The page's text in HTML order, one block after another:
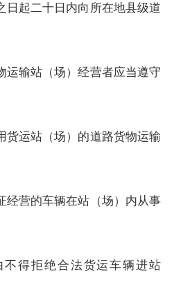
日起二十日内向所在地县级道
运输站（场）经营者应当遵守
货运站（场）的道路货物运输
经营的车辆在站（场）内从事
不得拒绝合法货运车辆进站